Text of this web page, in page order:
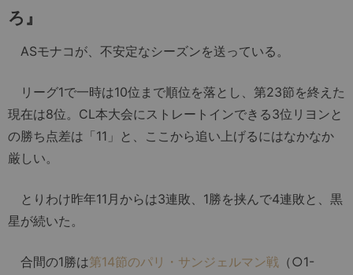
ろ』
ASモナコが、不安定なシーズンを送っている。
リーグ1で一時は10位まで順位を落とし、第23節を終えた
現在は8位。CL本大会にストレートインできる3位リヨンと
の勝ち点差は「11」と、ここから追い上げるにはなかなか
厳しい。
とりわけ昨年11月からは3連敗、1勝を挟んで4連敗と、黒
星が続いた。
合間の1勝は第14節のパリ・サンジェルマン戦 （○1-